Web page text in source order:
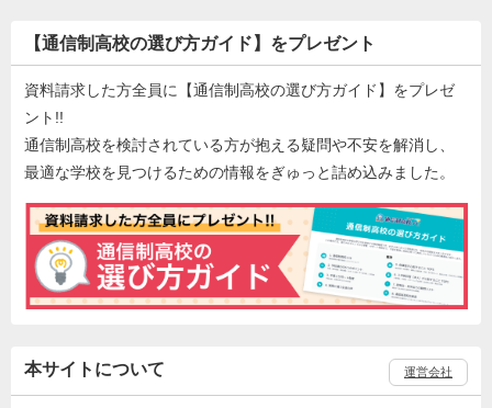
【通信制高校の選び方ガイド】をプレゼント
資料請求した方全員に【通信制高校の選び方ガイド】をプレゼ
ント!!
通信制高校を検討されている方が抱える疑問や不安を解消し、
最適な学校を見つけるための情報をぎゅっと詰め込みました。
本サイトについて 運営会社